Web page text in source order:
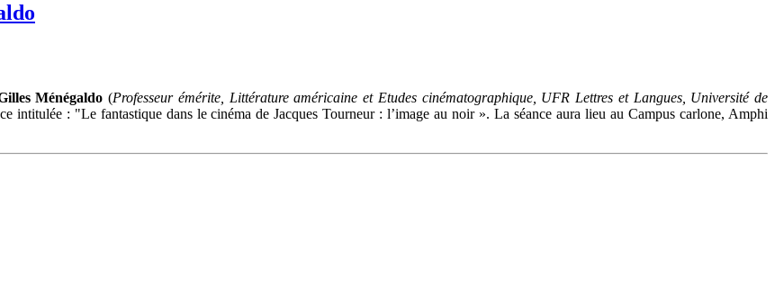
Ménégaldo (Professeur émérite, Littérature américaine et Etudes cinématographique, UFR Lettres et Langues, Université de
intitulée : "Le fantastique dans le cinéma de Jacques Tourneur : l’image au noir ». La séance aura lieu au Campus carlone, Amphi